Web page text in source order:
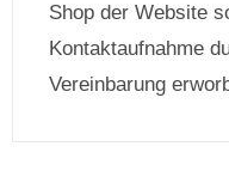
Shop der Website
Kontaktaufnahme
Vereinbarung